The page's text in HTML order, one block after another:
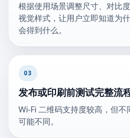
根据使用场景调整尺寸、对比
视觉样式，让用户立即知道为
会得到什么。
03
发布或印刷前测试完整流
Wi-Fi 二维码支持度较高，但
可能不同。